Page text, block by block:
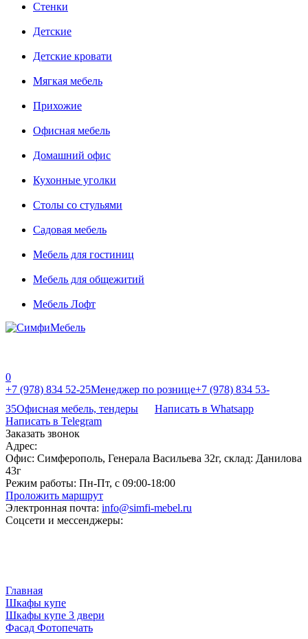
Стенки
Детские
Детские кровати
Мягкая мебель
Прихожие
Офисная мебель
Домашний офис
Кухонные уголки
Столы со стульями
Садовая мебель
Мебель для гостиниц
Мебель для общежитий
Мебель Лофт
0
+7 (978) 834 52-25Менеджер по рознице+7 (978) 834 53-
35Офисная мебель, тендеры
Написать в Whatsapp
Написать в Telegram
Заказать звонок
Адрес:
Офис: Симферополь, Генерала Васильева 32г, склад: Данилова
43г
Режим работы: Пн-Пт, с 09:00-18:00
Проложить маршрут
Электронная почта: info@simfi-mebel.ru
Соцсети и мессенджеры:
Главная
Шкафы купе
Шкафы купе 3 двери
Фасад Фотопечать